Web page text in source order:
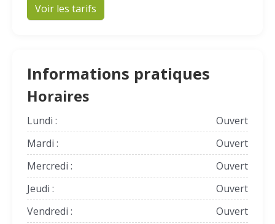
Voir les tarifs
Informations pratiques
Horaires
Lundi :
Ouvert
Mardi :
Ouvert
Mercredi :
Ouvert
Jeudi :
Ouvert
Vendredi :
Ouvert